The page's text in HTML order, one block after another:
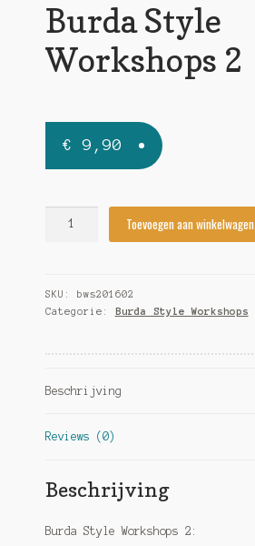
Burda Style
Workshops 2
€ 9,90
quantity
Toevoegen aan winkelwagen
SKU:
bws201602
Categorie:
Burda Style Workshops
Beschrijving
Reviews (0)
Beschrijving
Burda Style Workshops 2: